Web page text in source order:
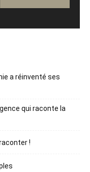
a réinventé ses
qui raconte la
!